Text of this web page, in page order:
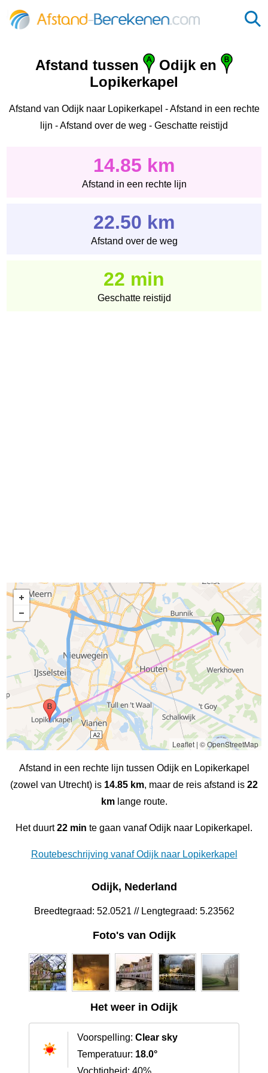
Afstand tussen
Odijk en
Lopikerkapel
Afstand van Odijk naar Lopikerkapel - Afstand in een rechte
lijn - Afstand over de weg - Geschatte reistijd
14.85 km
Afstand in een rechte lijn
22.50 km
Afstand over de weg
22 min
Geschatte reistijd
Leaflet| © OpenStreetMap
Afstand in een rechte lijn tussen Odijk en Lopikerkapel
(zowel van Utrecht) is 14.85 km, maar de reis afstand is 22
kmlange route.
Het duurt22 min te gaan vanaf Odijk naar Lopikerkapel.
Routebeschrijving vanaf Odijk naar Lopikerkapel
Odijk, Nederland
Breedtegraad: 52.0521 // Lengtegraad: 5.23562
Foto's van Odijk
Het weer in Odijk
Voorspelling: Clear sky
Temperatuur: 18.0°